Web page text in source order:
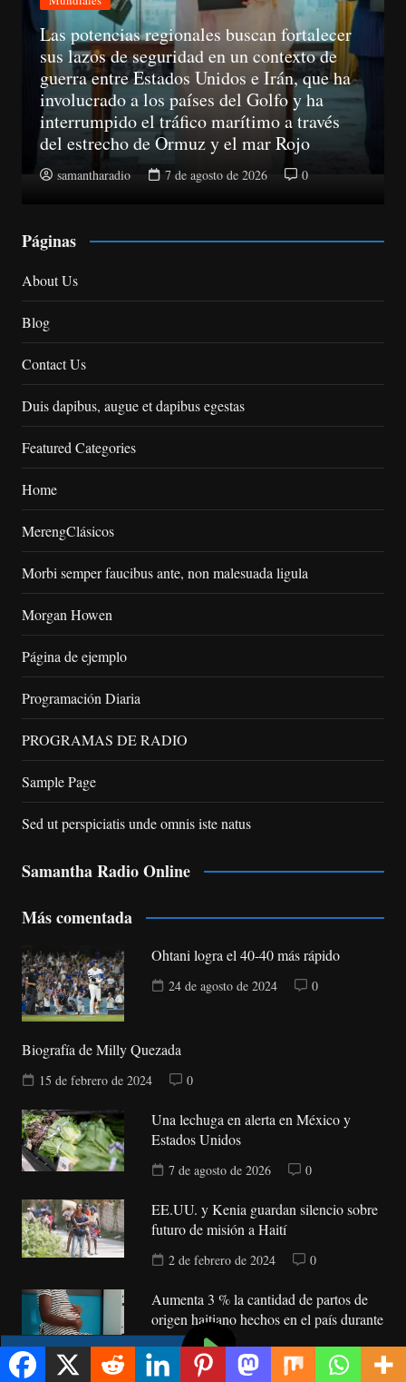
Mundiales
A partir del 11 de agosto, las empresas ya
no podrán llamar a un consumidor sin haber
obtenido su consentimiento previo
samantharadio 7 de agosto de 2026 0
Páginas
About Us
Blog
Contact Us
Duis dapibus, augue et dapibus egestas
Featured Categories
Home
MerengClásicos
Morbi semper faucibus ante, non malesuada ligula
Morgan Howen
Página de ejemplo
Programación Diaria
PROGRAMAS DE RADIO
Sample Page
Sed ut perspiciatis unde omnis iste natus
Samantha Radio Online
Más comentada
Ohtani logra el 40-40 más rápido
24 de agosto de 2024 0
Biografía de Milly Quezada
15 de febrero de 2024 0
Una lechuga en alerta en México y
Estados Unidos
7 de agosto de 2026 0
EE.UU. y Kenia guardan silencio sobre
futuro de misión a Haití
2 de febrero de 2024 0
Aumenta 3 % la cantidad de partos de
origen haitiano hechos en el país durante
el 2023
2 de febrero de 2024